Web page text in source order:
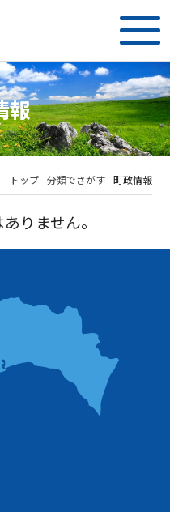
報
トップ - 分類でさがす - 町政情報
りません。